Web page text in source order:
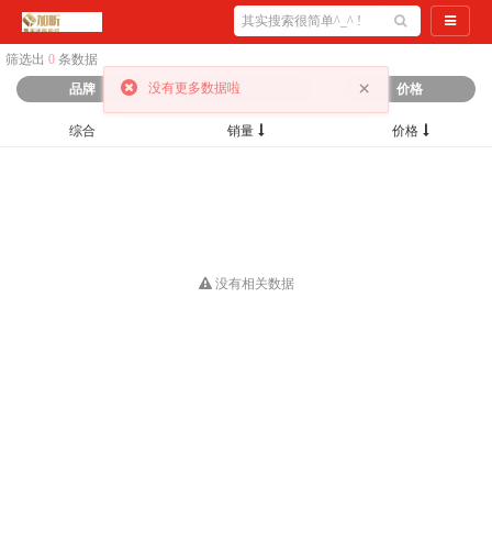
导航切
筛选出 0 条数据
品牌
分类 价格
综合 销量 价格
没有相关数据
×
没有更多数据啦